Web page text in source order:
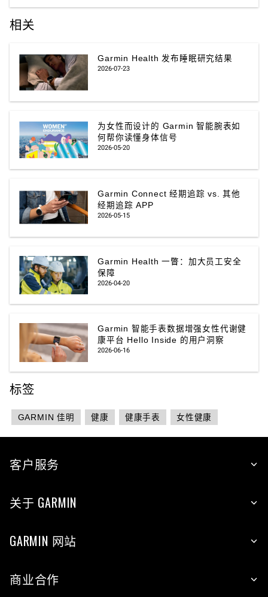
相关
Garmin Health 发布睡眠研究结果
2026-07-23
为女性而设计的 Garmin 智能腕表如
何帮你读懂身体信号
2026-05-20
Garmin Connect 经期追踪 vs. 其他
经期追踪 APP‌
2026-05-15
Garmin Health 一瞥：加大员工安全
保障
2026-04-20
Garmin 智能手表数据增强女性代谢健
康平台 Hello Inside 的用户洞察‌
2026-06-16
标签
GARMIN 佳明 健康 健康手表 女性健康
客户服务
关于 GARMIN
GARMIN 网站
商业合作